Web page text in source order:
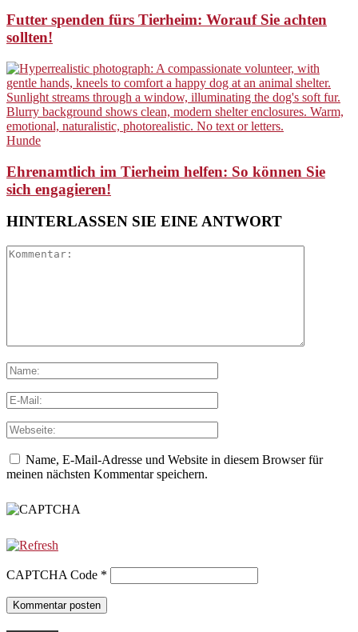
Futter spenden fürs Tierheim: Worauf Sie achten
sollten!
Hunde
Ehrenamtlich im Tierheim helfen: So können Sie
sich engagieren!
HINTERLASSEN SIE EINE ANTWORT
Name, E-Mail-Adresse und Website in diesem Browser für
meinen nächsten Kommentar speichern.
CAPTCHA Code *